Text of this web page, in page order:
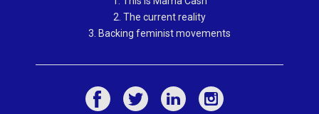
2. The current reality
3. Backing feminist movements